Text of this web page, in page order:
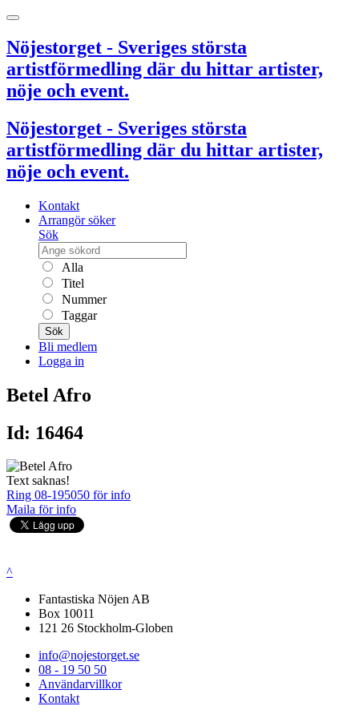
Nöjestorget - Sveriges största
artistförmedling där du hittar artister,
nöje och event.
Nöjestorget - Sveriges största
artistförmedling där du hittar artister,
nöje och event.
Kontakt
Arrangör söker
Sök
Alla
Titel
Nummer
Taggar
Sök
Bli medlem
Logga in
Betel Afro
Id: 16464
Text saknas!
Ring 08-195050 för info
Maila för info
^
Fantastiska Nöjen AB
Box 10011
121 26 Stockholm-Globen
info@nojestorget.se
08 - 19 50 50
Användarvillkor
Kontakt